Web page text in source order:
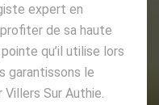
expert en
de sa haute
qu’il utilise lors
garantissons le
Sur Authie.